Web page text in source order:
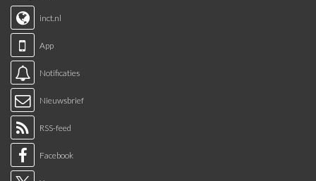
inct.nl
App
Notificaties
Nieuwsbrief
RSS-feed
Facebook